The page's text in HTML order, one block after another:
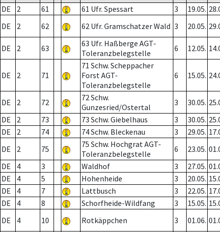
DE 2 61 61 Ufr. Spessart 3 19.05.
DE
2 62 62 Ufr. Gramschatzer Wald 3 20.05.
DE 2 63
63 Ufr. Haßberge AGT-
Toleranzbelegstelle
6 12.05.
DE 2 71
71 Schw. Scheppacher
Forst AGT-
Toleranzbelegstelle
6 15.05.
DE 2 72
72 Schw.
Gunzesried/Ostertal
3 30.05.
DE
2 73 73 Schw. Giebelhaus 3 30.05.
DE
2 74 74 Schw. Bleckenau 3 29.05.
DE
2 75
75 Schw. Hochgrat AGT-
Toleranzbelegstelle
6 23.05.
DE
4 3 Waldhof 3 27.05.
DE
4 5 Hohenheide 3 20.05.
DE
4 7 Lattbusch 3 22.05.
DE
4 8 Schorfheide-Wildfang 3 15.05.
DE
4 10 Rotkäppchen 3 01.06.